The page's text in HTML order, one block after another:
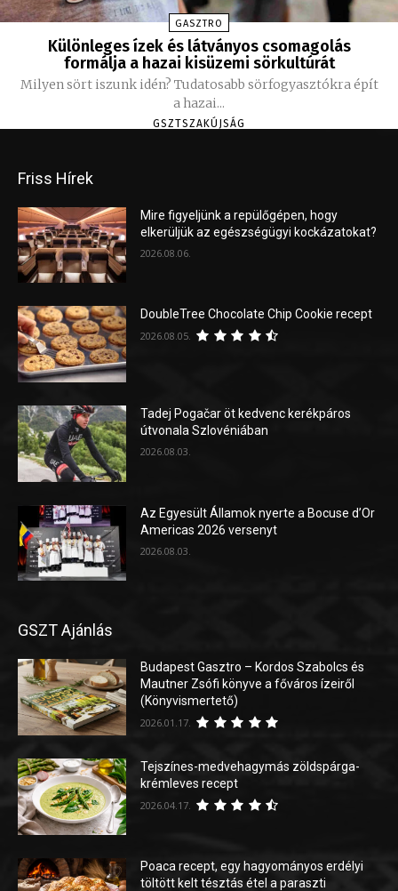
GASZTRO
Különleges ízek és látványos csomagolás
formálja a hazai kisüzemi sörkultúrát
Milyen sört iszunk idén? Tudatosabb sörfogyasztókra épít
a hazai...
GSZTSZAKÚJSÁG
Friss Hírek
Mire figyeljünk a repülőgépen, hogy
elkerüljük az egészségügyi kockázatokat?
2026.08.06.
DoubleTree Chocolate Chip Cookie recept
2026.08.05.
Tadej Pogačar öt kedvenc kerékpáros
útvonala Szlovéniában
2026.08.03.
Az Egyesült Államok nyerte a Bocuse d’Or
Americas 2026 versenyt
2026.08.03.
GSZT Ajánlás
Budapest Gasztro – Kordos Szabolcs és
Mautner Zsófi könyve a főváros ízeiről
(Könyvismertető)
2026.01.17.
Tejszínes-medvehagymás zöldspárga-
krémleves recept
2026.04.17.
Poaca recept, egy hagyományos erdélyi
töltött kelt tésztás étel a paraszti